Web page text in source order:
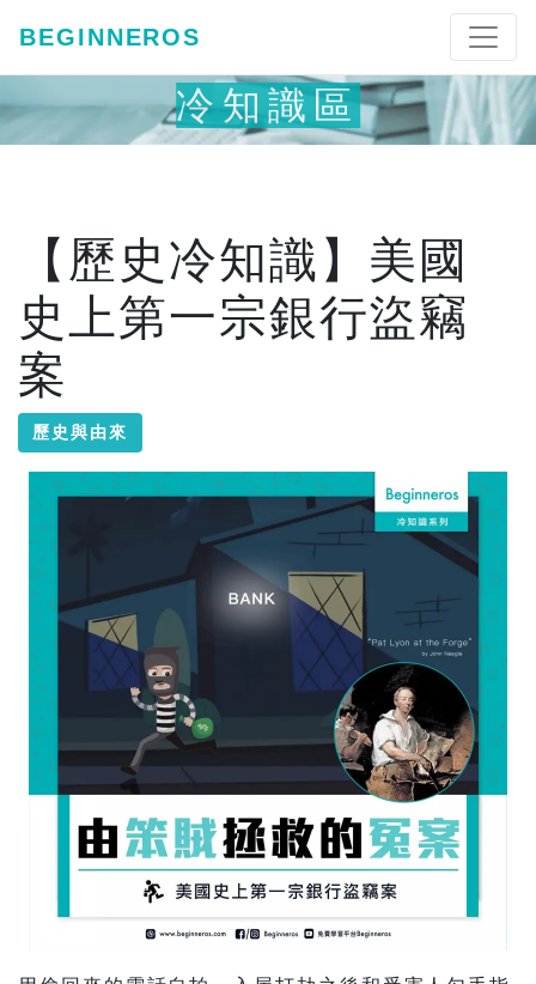
BEGINNEROS
冷知識區
【歷史冷知識】美國
史上第一宗銀行盜竊
案
歷史與由來